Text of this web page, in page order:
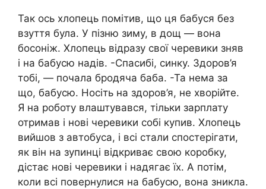
Так ось хлопець помітив, що ця бабуся без
взуття була. У пізню зиму, в дощ — вона
босоніж. Хлопець відразу свої черевики зняв
і на бабусю надів. -Спасибі, синку. Здоров’я
тобі, — почала бродяча баба. -Та нема за
що, бабусю. Носіть на здоров’я, не xворійте.
Я на роботу влаштувався, тільки зарплату
отримав і нові черевики собі купив. Хлопець
вийшов з автобуса, і всі стали спостерігати,
як він на зупинці відкриває свою коробку,
дістає нові черевики і надягає їх. А потім,
коли всі повернулися на бабусю, вона зникла.